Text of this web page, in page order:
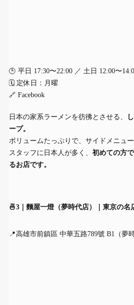
🕒 平日 17:30〜22:00 ／ 土日 12:00〜
🗓 定休日：月曜
🔗 Facebook
日本の家系ラーメンを彷彿とさせる、
ープ。
ボリュームたっぷりで、サイドメニュ
スタッフに日本人が多く、 初めての方
るお店です。
🍜3｜麵屋一燈（夢時代店）｜東京の名
📍高雄市前鎮區 中華五路789號 B1（夢